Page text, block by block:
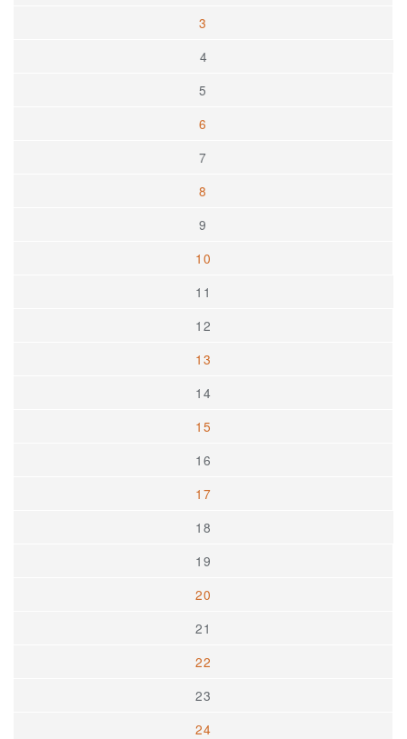
3
4
5
6
7
8
9
10
11
12
13
14
15
16
17
18
19
20
21
22
23
24